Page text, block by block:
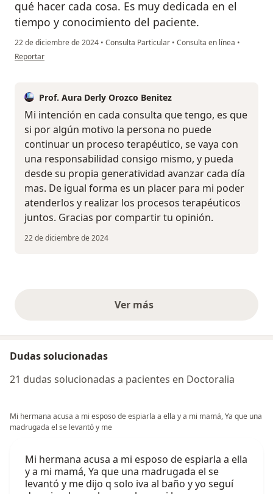
qué hacer cada cosa. Es muy dedicada en el
tiempo y conocimiento del paciente.
22 de diciembre de 2024 • Consulta Particular • Consulta en línea •
en opinión del usuario Carmen
Reportar
Prof. Aura Derly Orozco Benitez
Mi intención en cada consulta que tengo, es que
si por algún motivo la persona no puede
continuar un proceso terapéutico, se vaya con
una responsabilidad consigo mismo, y pueda
desde su propia generatividad avanzar cada día
mas. De igual forma es un placer para mi poder
atenderlos y realizar los procesos terapéuticos
juntos. Gracias por compartir tu opinión.
22 de diciembre de 2024
Ver másopiniones anteriores
Dudas solucionadas
21 dudas solucionadas a pacientes en Doctoralia
Mi hermana acusa a mi esposo de espiarla a ella y a mi mamá, Ya que una
madrugada el se levantó y me
Mi hermana acusa a mi esposo de espiarla a ella
y a mi mamá, Ya que una madrugada el se
levantó y me dijo q solo iva al baño y yo seguí